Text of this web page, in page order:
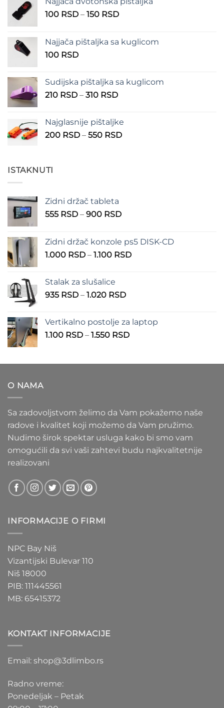
100 RSD – 150 RSDRaspon
100 RSD
Najjača pištaljka sa kuglicom
100 RSD
Sudijska pištaljka sa kuglicom
210 RSD – 310 RSDRaspon
210 RSD
do
Najglasnije pištaljke
200 RSD – 550 RSDRaspon
ISTAKNUTI
Zidni držač tableta
555 RSD – 900 RSDRaspon
555 RSD
do
Zidni držač konzole ps5 DISK-CD
1.000 RSD – 1.100 RSDRaspon
Stalak za slušalice
935 RSD – 1.020 RSDRaspon
935 RSD
do
Vertikalno postolje za laptop
1.100 RSD – 1.550 RSDRaspon
1.100 RSD
O NAMA
Sa zadovoljstvom želimo da Vam pokažemo naše
radove i kvalitet koji možemo da Vam pružimo.
Nudimo širok spektar usluga kako bi smo vam
omogućili da svi vaši zahtevi budu najkvalitetnije
realizovani
INFORMACIJE O FIRMI
NPC Bay Niš
Vizantijski Bulevar 110
Niš 18000
PIB: 111445561
MB: 65415372
KONTAKT INFORMACIJE
Email: shop@3dlimbo.rs
Radno vreme:
Ponedeljak – Petak